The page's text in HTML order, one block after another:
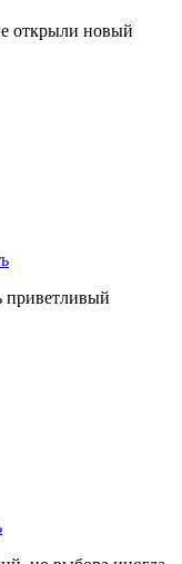
открыли новый
приветливый